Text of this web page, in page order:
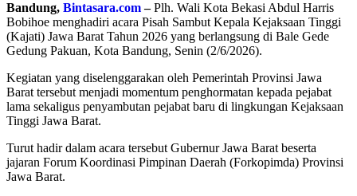
Bandung, Bintasara.com–Plh. Wali Kota Bekasi Abdul Harris
Bobihoe menghadiri acara Pisah Sambut Kepala Kejaksaan Tinggi
(Kajati) Jawa Barat Tahun 2026 yang berlangsung di Bale Gede
Gedung Pakuan, Kota Bandung, Senin (2/6/2026).
Kegiatan yang diselenggarakan oleh Pemerintah Provinsi Jawa
Barat tersebut menjadi momentum penghormatan kepada pejabat
lama sekaligus penyambutan pejabat baru di lingkungan Kejaksaan
Tinggi Jawa Barat.
Turut hadir dalam acara tersebut Gubernur Jawa Barat beserta
jajaran Forum Koordinasi Pimpinan Daerah (Forkopimda) Provinsi
Jawa Barat.